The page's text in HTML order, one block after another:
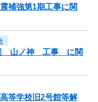
強第1期工事に関
業 山ノ神 工事 に関
等学校旧2号館等解